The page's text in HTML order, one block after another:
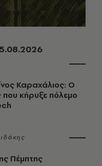
Καραχάλιος: Ο
κήρυξε πόλεμο
Πέμπτης